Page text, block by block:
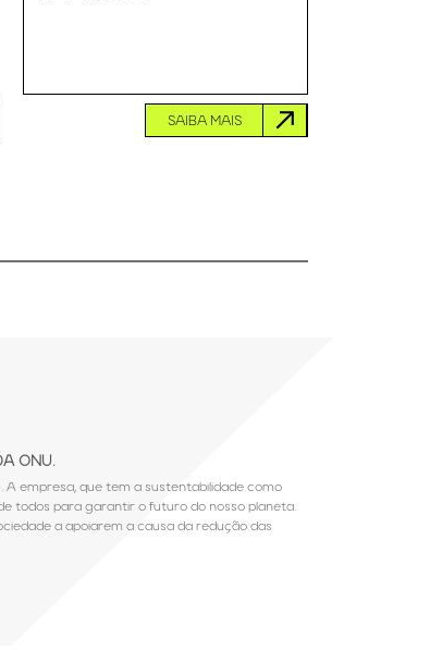
SAIBA MAIS
ONU.
A empresa, que tem a sustentabilidade como
todos para garantir o futuro do nosso planeta.
a apoiarem a causa da redução das